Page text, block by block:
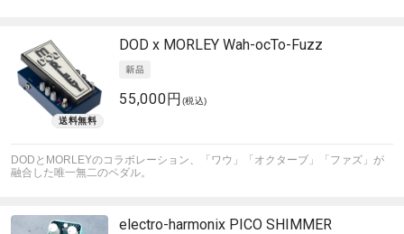
DOD x MORLEY Wah-ocTo-Fuzz
55,000円 (税込)
DODとMORLEYのコラボレーション、「ワウ」「オクターブ」「ファズ」が
融合した唯一無二のペダル。
electro-harmonix PICO SHIMMER